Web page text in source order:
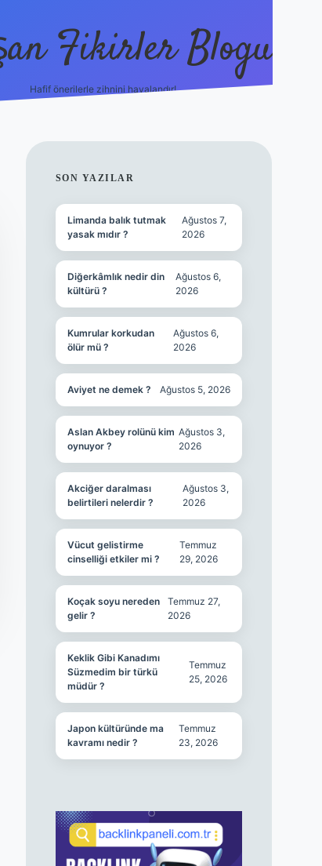
Fikirler Blogu
Hafif önerilerle zihnini havalandır!
SIDEBAR
SON YAZILAR
Limanda balık tutmak
yasak mıdır ?
Ağustos 7,
2026
Diğerkâmlık nedir din
kültürü ?
Ağustos 6,
2026
Kumrular korkudan
ölür mü ?
Ağustos 6,
2026
Aviyet ne demek ? Ağustos 5, 2026
Aslan Akbey rolünü kim
oynuyor ?
Ağustos 3,
2026
Akciğer daralması
belirtileri nelerdir ?
Ağustos 3,
2026
Vücut gelistirme
cinselliği etkiler mi ?
Temmuz
29, 2026
Koçak soyu nereden
gelir ?
Temmuz 27,
2026
Keklik Gibi Kanadımı
Süzmedim bir türkü
müdür ?
Temmuz
25, 2026
Japon kültüründe ma
kavramı nedir ?
Temmuz
23, 2026
hiltonbet güncel giriş